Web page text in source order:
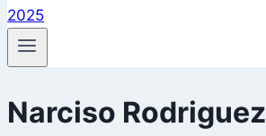
Narciso Rodriguez